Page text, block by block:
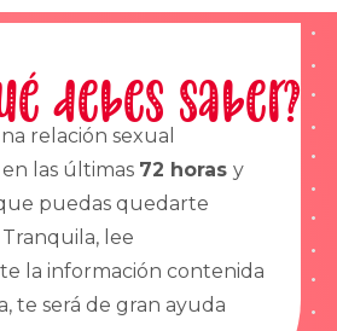
debes saber?
relación sexual
las últimas 72 horas y
puedas quedarte
lee
la información contenida
te será de gran ayuda